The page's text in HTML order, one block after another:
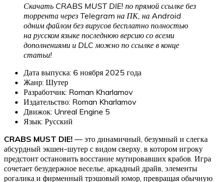
Скачать CRABS MUST DIE! по прямой ссылке без
торрента через Telegram на ПК, на Android
одним файлом без вирусов бесплатно полностью
на русском языке последнюю версию со всеми
дополнениями и DLC можно по ссылке в конце
статьи!
Дата выпуска: 6 ноября 2025 года
Жанр: Шутер
Разработчик: Roman Kharlamov
Издательство: Roman Kharlamov
Движок: Unreal Engine 5
Язык: Русский
CRABS MUST DIE! — это динамичный, безумный и слегка
абсурдный экшен-шутер с видом сверху, в котором игроку
предстоит остановить восстание мутировавших крабов. Игра
сочетает безудержное веселье, аркадный драйв, элементы
рогалика и фирменный трэшовый юмор, превращая обычную